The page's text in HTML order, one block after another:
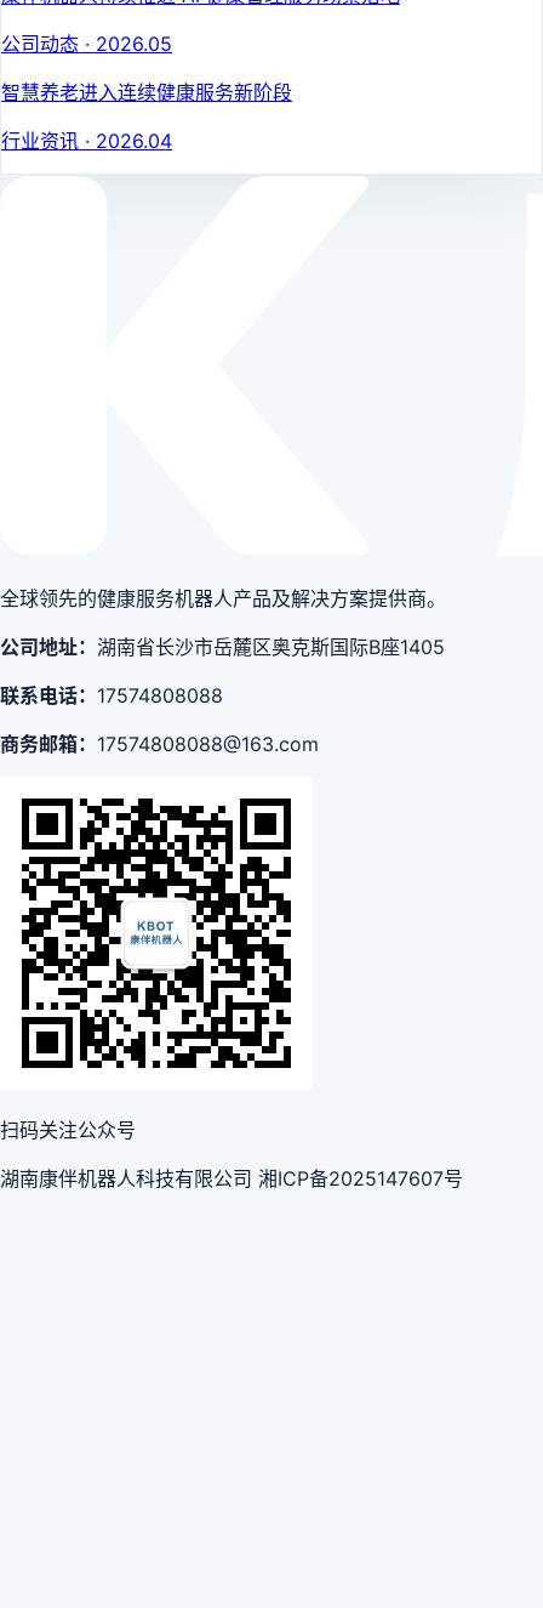
公司动态 · 2026.05
智慧养老进入连续健康服务新阶段
行业资讯 · 2026.04
全球领先的健康服务机器人产品及解决方案提供商。
公司地址： 湖南省长沙市岳麓区奥克斯国际B座1405
联系电话： 17574808088
商务邮箱： 17574808088@163.com
扫码关注公众号
湖南康伴机器人科技有限公司 湘ICP备2025147607号